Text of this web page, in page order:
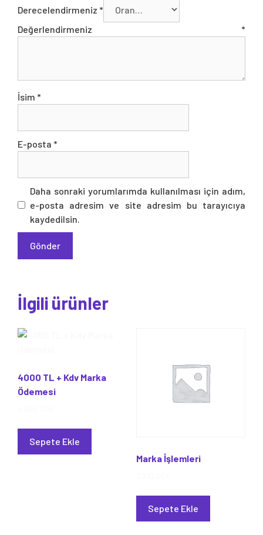
Derecelendirmeniz *
Değerlendirmeniz *
İsim *
E-posta *
Daha sonraki yorumlarımda kullanılması için adım,
e-posta adresim ve site adresim bu tarayıcıya
kaydedilsin.
İlgili ürünler
4000 TL + Kdv Marka
Ödemesi
Sepete Ekle
Marka İşlemleri
Sepete Ekle